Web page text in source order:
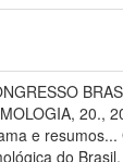
20.,
e
do